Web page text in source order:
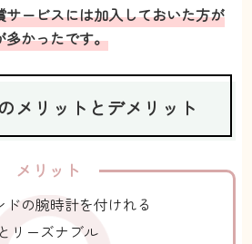
ば落ちないのでは？一度電話
けば審査完了で、あとは送ら
なので簡単。
ス！
で、仮に失くしたり壊したりし
。
ブロンズプラン
ービスには加入しておいた方が
多かったです。
メリットとデメリット
メリット
の腕時計を付けれる
リーズナブル